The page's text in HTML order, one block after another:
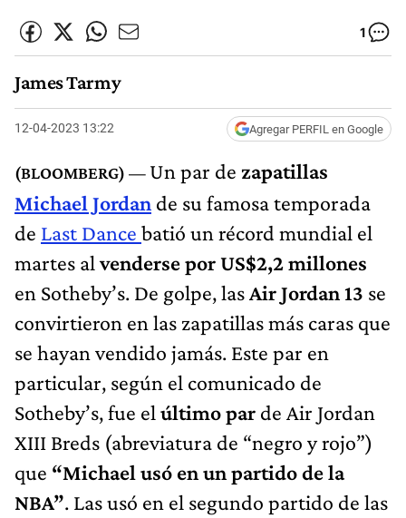
1
James Tarmy
12-04-2023 13:22 Agregar PERFIL en Google
Un par de zapatillas
Michael Jordan de su famosa temporada
de Last Dance batió un récord mundial el
martes alvenderse por US$2,2 millones
en Sotheby’s. De golpe, lasAir Jordan 13 se
convirtieron en las zapatillas más caras que
se hayan vendido jamás. Este par en
particular, según el comunicado de
Sotheby’s, fue el último par de Air Jordan
XIII Breds (abreviatura de “negro y rojo”)
que “Michael usó en un partido de la
NBA”. Las usó en el segundo partido de las